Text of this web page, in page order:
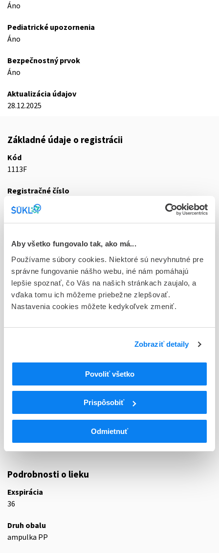
Aby všetko fungovalo tak, ako má...
Používame súbory cookies. Niektoré sú nevyhnutné pre
správne fungovanie nášho webu, iné nám pomáhajú
lepšie spoznať, čo Vás na našich stránkach zaujalo, a
vďaka tomu ich môžeme priebežne zlepšovať.
Nastavenia cookies môžete kedykoľvek zmeniť.
Zobraziť detaily
Povoliť všetko
Prispôsobiť
Odmietnuť
Áno
Pediatrické upozornenia
Áno
Bezpečnostný prvok
Áno
Aktualizácia údajov
28.12.2025
Základné údaje o registrácii
Kód
1113F
Registračné číslo
01/0296/25-S
Doplnok
Stav
D - Registrácia bez obmedzenia platnosti
Typ registračnej procedúry
Vzájomné uznávanie (mutual recognition proc.)
01 - ANAESTHETICA (LOKÁLNE)
ATC
Centrálna nervová sústava
N01
Anestetiká
Podrobnosti o lieku
Exspirácia
36
Druh obalu
ampulka PP